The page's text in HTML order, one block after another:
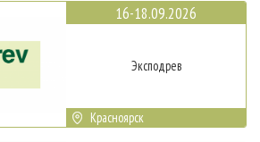
16-18.09.2026
Эксподрев
Красноярск